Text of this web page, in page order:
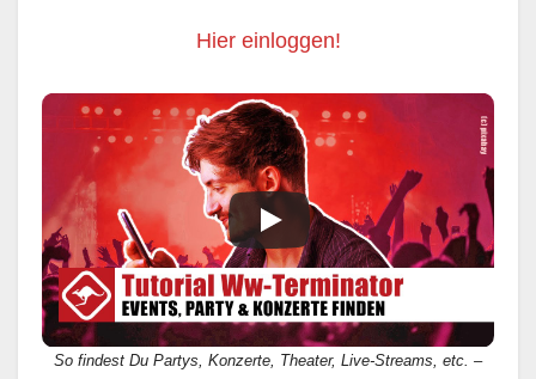
Hier einloggen!
So findest Du Partys, Konzerte, Theater, Live-Streams, etc. –